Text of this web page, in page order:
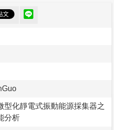
型化靜電式振動能源採集器之
分析